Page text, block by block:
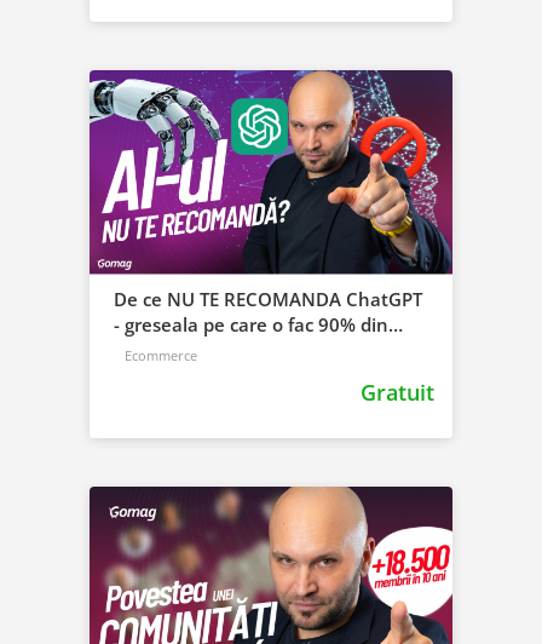
De ce NU TE RECOMANDA ChatGPT
- greseala pe care o fac 90% din
magazinele online
Ecommerce
Gratuit